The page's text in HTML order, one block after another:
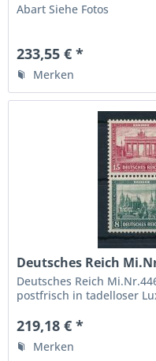
Abart Siehe Fotos
233,55 € *
Merken
Deutsches Reich
Fotobefund BPP
Deutsches Reich
postfrisch in tadelloser
Qualitätsstufe, Michelwert
219,18 € *
Merken